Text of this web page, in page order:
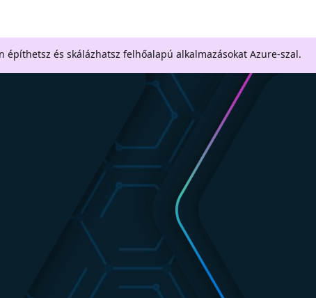
építhetsz és skálázhatsz felhőalapú alkalmazásokat Azure-szal.